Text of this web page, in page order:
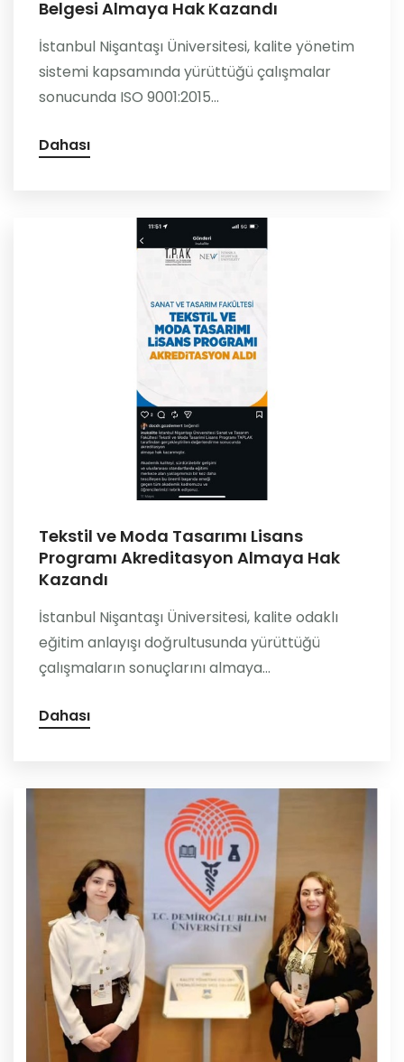
Belgesi Almaya Hak Kazandı
İstanbul Nişantaşı Üniversitesi, kalite yönetim
sistemi kapsamında yürüttüğü çalışmalar
sonucunda ISO 9001:2015...
Dahası
Tekstil ve Moda Tasarımı Lisans
Programı Akreditasyon Almaya Hak
Kazandı
İstanbul Nişantaşı Üniversitesi, kalite odaklı
eğitim anlayışı doğrultusunda yürüttüğü
çalışmaların sonuçlarını almaya...
Dahası